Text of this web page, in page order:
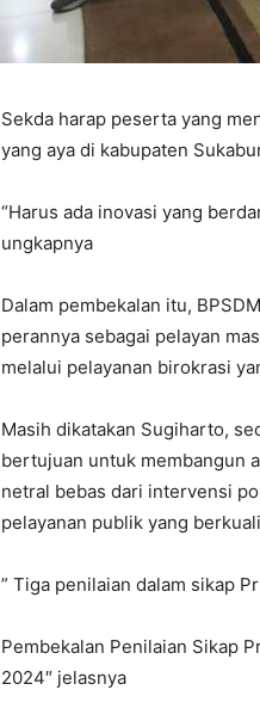
Sekda harap peserta yang
yang aya di kabupaten
“Harus ada inovasi yang
ungkapnya
Dalam pembekalan itu,
perannya sebagai pelayan
melalui pelayanan birokrasi
Masih dikatakan Sugiharto,
bertujuan untuk membangun
netral bebas dari intervensi
pelayanan publik yang
” Tiga penilaian dalam sikap
Pembekalan Penilaian Sikap
2024″ jelasnya